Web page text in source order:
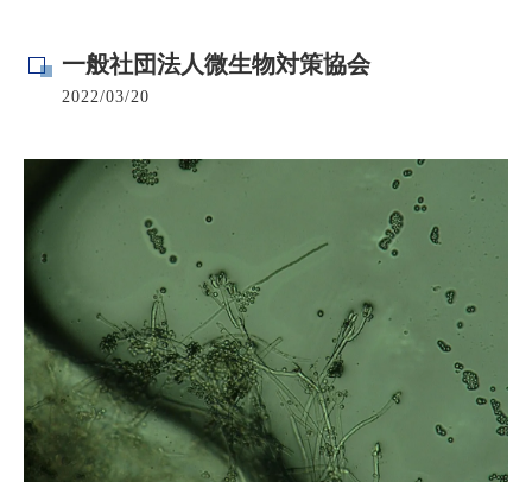
一般社団法人微生物対策協会
2022/03/20